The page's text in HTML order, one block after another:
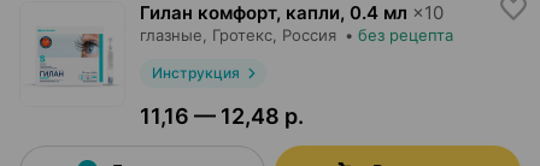
Гилан комфорт, капли, 0.4 мл ×10
глазные, Гротекс , Россия • без рецепта
Инструкция
11,16 — 12,48 р.